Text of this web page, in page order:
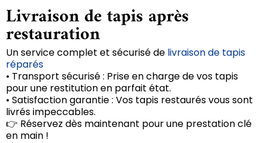
Livraison de tapis après
restauration
Un service complet et sécurisé de livraison de tapis
réparés
• Transport sécurisé : Prise en charge de vos tapis
pour une restitution en parfait état.
• Satisfaction garantie : Vos tapis restaurés vous sont
livrés impeccables.
👉 Réservez dès maintenant pour une prestation clé
en main !